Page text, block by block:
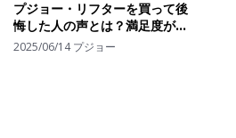
プジョー・リフターを買って後
悔した人の声とは？満足度が下
がる瞬間と検討すべきポイント
2025/06/14 プジョー